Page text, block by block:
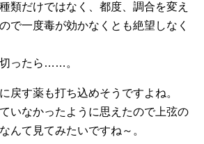
類だけではなく、都度、調合を変え
で一度毒が効かなくとも絶望しなく
ったら……。
戻す薬も打ち込めそうですよね。
いなかったように思えたので上弦の
んて見てみたいですね～。